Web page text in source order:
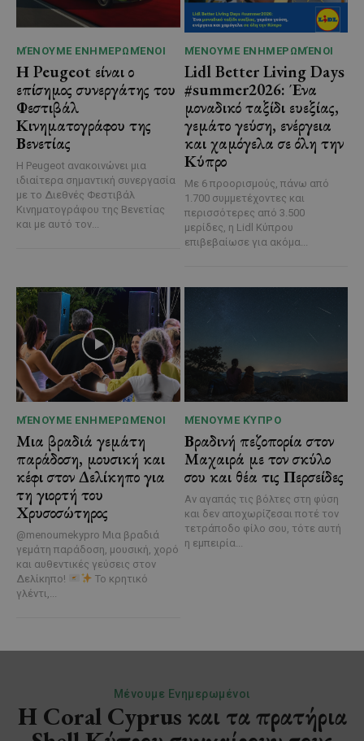
ΜΈΝΟΥΜΕ ΕΝΗΜΕΡΩΜΈΝΟΙ
Η Peugeot είναι ο
επίσημος συνεργάτης του
Φεστιβάλ
Κινηματογράφου της
Βενετίας
Η Peugeot ανακοινώνει μια
ιδιαίτερα σημαντική συνεργασία
με το Διεθνές Φεστιβάλ
Κινηματογράφου της Βενετίας
και με αυτό τον...
ΜΈΝΟΥΜΕ ΕΝΗΜΕΡΩΜΈΝΟΙ
Lidl Better Living Days
#summer2026: Ένα
μοναδικό ταξίδι ευεξίας,
γεμάτο γεύση, ενέργεια
και χαμόγελα σε όλη την
Κύπρο
Με 6 προορισμούς, πάνω από
1.700 συμμετέχοντες και
περισσότερες από 3.500
μερίδες, η Lidl Κύπρου
επιβεβαίωσε για ακόμα...
ΜΈΝΟΥΜΕ ΕΝΗΜΕΡΩΜΈΝΟΙ
Μια βραδιά γεμάτη
παράδοση, μουσική και
κέφι στον Δελίκηπο για
τη γιορτή του
Χρυσοσώτηρος
@menoumekypro Μια βραδιά
γεμάτη παράδοση, μουσική, χορό
και αυθεντικές γεύσεις στον
Δελίκηπο!
Το κρητικό
γλέντι,...
ΜΈΝΟΥΜΕ ΚΎΠΡΟ
Βραδινή πεζοπορία στον
Μαχαιρά με τον σκύλο
σου και θέα τις Περσείδες
Αν αγαπάς τις βόλτες στη φύση
και δεν αποχωρίζεσαι ποτέ τον
τετράποδο φίλο σου, τότε αυτή
η εμπειρία...